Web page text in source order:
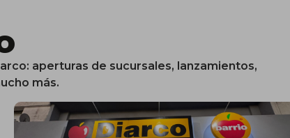
aperturas de sucursales, lanzamientos,
más.